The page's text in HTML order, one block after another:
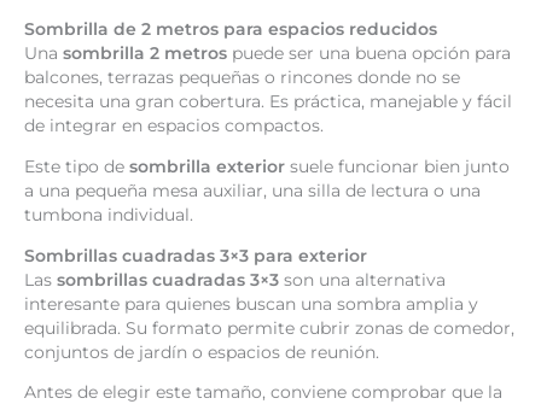
Sombrilla de 2 metros para espacios reducidos
Una sombrilla 2 metros puede ser una buena opción para
balcones, terrazas pequeñas o rincones donde no se
necesita una gran cobertura. Es práctica, manejable y fácil
de integrar en espacios compactos.
Este tipo de sombrilla exterior suele funcionar bien junto
a una pequeña mesa auxiliar, una silla de lectura o una
tumbona individual.
Sombrillas cuadradas 3×3 para exterior
Las sombrillas cuadradas 3×3 son una alternativa
interesante para quienes buscan una sombra amplia y
equilibrada. Su formato permite cubrir zonas de comedor,
conjuntos de jardín o espacios de reunión.
Antes de elegir este tamaño, conviene comprobar que la